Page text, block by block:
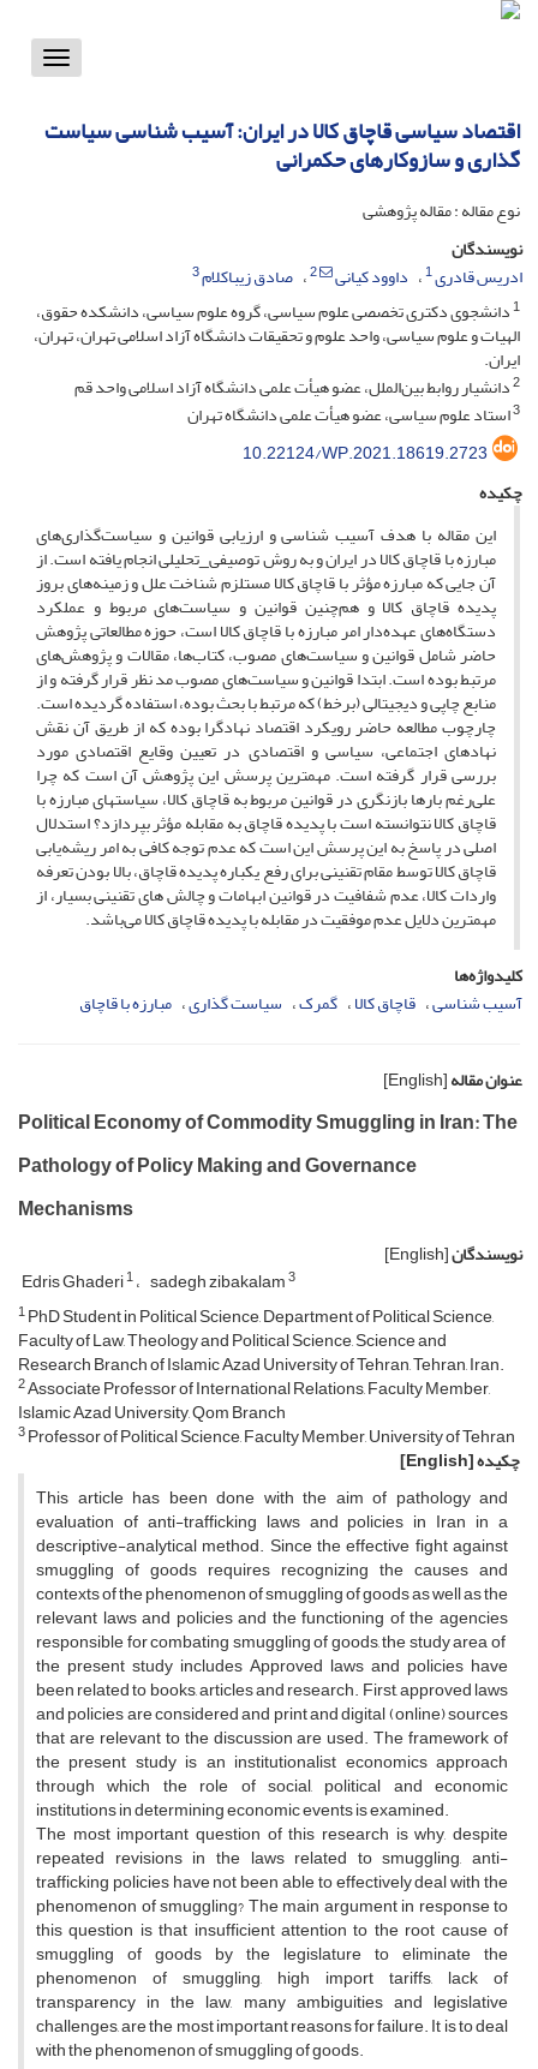
Toggle
اقتصاد سیاسی قاچاق کالا در ایران: آسیب شناسی سیاست
گذاری و سازوکارهای حکمرانی
نوع مقاله : مقاله پژوهشی
نویسندگان
ادریس قادری1 داوود کیانی 2 صادق زیباکلام3
1دانشجوی دکتری تخصصی علوم سیاسی، گروه علوم سیاسی، دانشکده حقوق،
الهیات و علوم سیاسی، واحد علوم و تحقیقات دانشگاه آزاد اسلامی تهران، تهران،
ایران.
2دانشیار روابط بین‌الملل، عضو هیأت علمی دانشگاه آزاد اسلامی واحد قم
3استاد علوم سیاسی، عضو هیأت علمی دانشگاه تهران
10.22124/WP.2021.18619.2723
چکیده
این مقاله با هدف آسیب شناسی و ارزیابی قوانین و سیاست‌گذاری‌های
مبارزه با قاچاق کالا در ایران و به روش توصیفی_تحلیلی انجام یافته است. از
آن جایی که مبارزه مؤثر با قاچاق کالا مستلزم شناخت علل و زمینه‌های بروز
پدیده قاچاق کالا و هم‌چنین قوانین و سیاست‌های مربوط و عملکرد
دستگاه‌های عهده‌دار امر مبارزه با قاچاق کالا است، حوزه مطالعاتی پژوهش
حاضر شامل قوانین و سیاست‌های مصوب، کتاب‌ها، مقالات و پژوهش‌های
مرتبط بوده است. ابتدا قوانین و سیاست‌های مصوب مد نظر قرار گرفته و از
منابع چاپی و دیجیتالی (برخط) که مرتبط با بحث بوده، استفاده گردیده است.
چارچوب مطالعه حاضر رویکرد اقتصاد نهادگرا بوده که از طریق آن نقش
نهادهای اجتماعی، سیاسی و اقتصادی در تعیین وقایع اقتصادی مورد
بررسی قرار گرفته است. مهمترین پرسش این پژوهش آن است که چرا
علی‌رغم بارها بازنگری در قوانین مربوط به قاچاق کالا، سیاستهای مبارزه با
قاچاق کالا نتوانسته است با پدیده قاچاق به مقابله مؤثر بپردازد؟ استدلال
اصلی در پاسخ به این پرسش این است که عدم توجه کافی به امر ریشه‌یابی
قاچاق کالا توسط مقام تقنینی برای رفع یکباره پدیده قاچاق، بالا بودن تعرفه
واردات کالا، عدم شفافیت در قوانین ابهامات و چالش های تقنینی بسیار، از
مهمترین دلایل عدم موفقیت در مقابله با پدیده قاچاق کالا می‌باشد.
کلیدواژه‌ها
آسیب شناسی قاچاق کالا گمرک سیاست گذاری مبارزه با قاچاق
عنوان مقاله[English]
Political Economy of Commodity Smuggling in Iran: The
Pathology of Policy Making and Governance
Mechanisms
نویسندگان[English]
Edris Ghaderi1 sadegh zibakalam3
1PhD Student in Political Science, Department of Political Science,
Faculty of Law, Theology and Political Science, Science and
Research Branch of Islamic Azad University of Tehran, Tehran, Iran.
2Associate Professor of International Relations, Faculty Member,
Islamic Azad University, Qom Branch
3Professor of Political Science, Faculty Member, University of Tehran
چکیده[English]
This article has been done with the aim of pathology and
evaluation of anti-trafficking laws and policies in Iran in a
descriptive-analytical method. Since the effective fight against
smuggling of goods requires recognizing the causes and
contexts of the phenomenon of smuggling of goods as well as the
relevant laws and policies and the functioning of the agencies
responsible for combating smuggling of goods, the study area of ​​
the present study includes Approved laws and policies have
been related to books, articles and research. First, approved laws
and policies are considered and print and digital (online) sources
that are relevant to the discussion are used. The framework of
the present study is an institutionalist economics approach
through which the role of social, political and economic
institutions in determining economic events is examined.
The most important question of this research is why, despite
repeated revisions in the laws related to smuggling, anti-
trafficking policies have not been able to effectively deal with the
phenomenon of smuggling? The main argument in response to
this question is that insufficient attention to the root cause of
smuggling of goods by the legislature to eliminate the
phenomenon of smuggling, high import tariffs, lack of
transparency in the law, many ambiguities and legislative
challenges, are the most important reasons for failure. It is to deal
with the phenomenon of smuggling of goods.